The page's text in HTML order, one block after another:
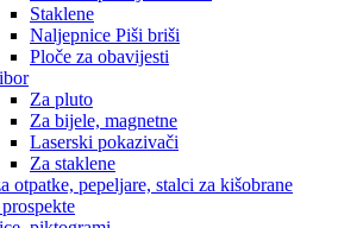
Staklene
Naljepnice Piši briši
Ploče za obavijesti
Za pluto
Za bijele, magnetne
Laserski pokazivači
Za staklene
otpatke, pepeljare, stalci za kišobrane